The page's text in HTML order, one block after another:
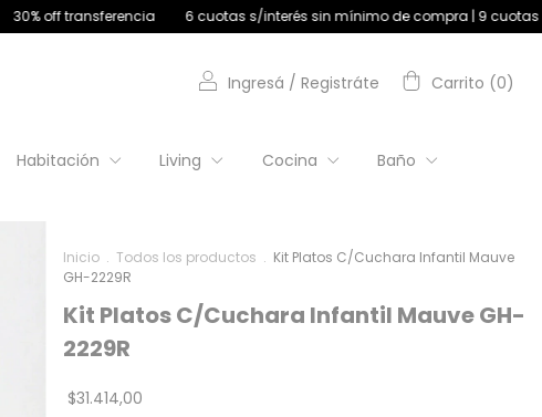
6 cuotas s/interés sin mínimo de compra | 9 cuotas s/interés +$180.000
Ingresá / Registráte Carrito (0)
Habitación Living Cocina
Baño
Inicio . Todos los productos . Kit Platos C/Cuchara Infantil Mauve
GH-2229R
Kit Platos C/Cuchara Infantil Mauve GH-
2229R
$31.414,00